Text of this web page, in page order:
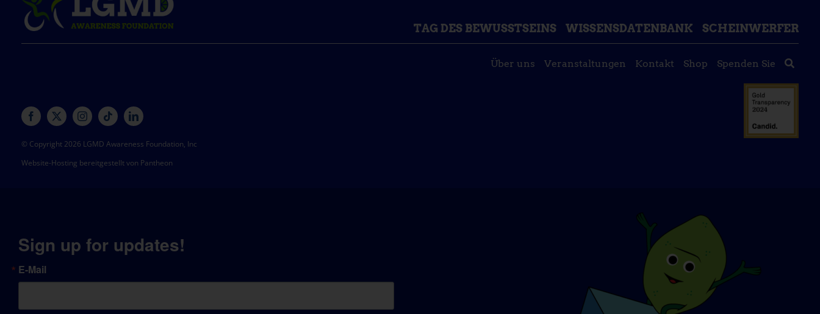
TAG DES BEWUSSTSEINS WISSENSDATENBANK SCHEINWERFER
Über uns Veranstaltungen Kontakt Shop Spenden Sie
© Copyright 2026 LGMD Awareness Foundation, Inc
Website-Hosting bereitgestellt von Pantheon
Sign up for updates!
E-Mail